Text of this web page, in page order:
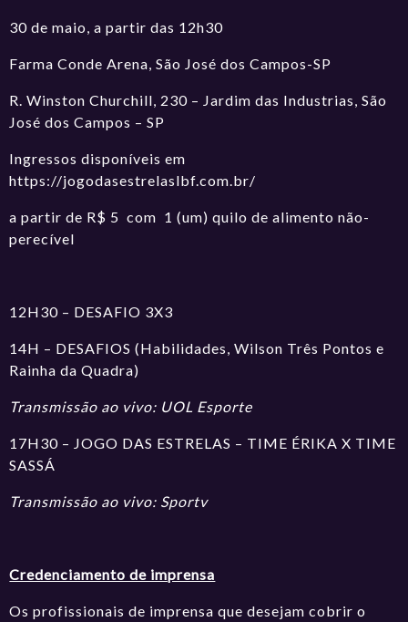
30 de maio, a partir das 12h30
Farma Conde Arena, São José dos Campos-SP
R. Winston Churchill, 230 – Jardim das Industrias, São
José dos Campos – SP
Ingressos disponíveis em
https://jogodasestrelaslbf.com.br/
a partir de R$ 5 com 1 (um) quilo de alimento não-
perecível
12H30 – DESAFIO 3X3
14H – DESAFIOS (Habilidades, Wilson Três Pontos e
Rainha da Quadra)
Transmissão ao vivo: UOL Esporte
17H30 – JOGO DAS ESTRELAS – TIME ÉRIKA X TIME
SASSÁ
Transmissão ao vivo: Sportv
Credenciamento de imprensa
Os profissionais de imprensa que desejam cobrir o